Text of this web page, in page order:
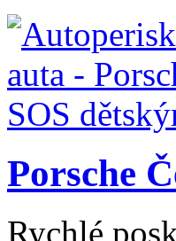
Porsche
Rychlé